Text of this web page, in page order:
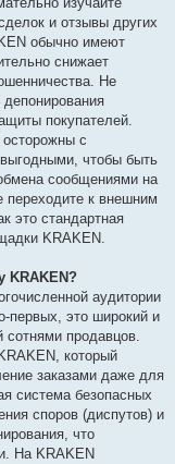
и отзывы других
обычно имеют
снижает
Не
депонирования
покупателей.
с
чтобы быть
сообщениями на
переходите к внешним
это стандартная
KRAKEN.
KRAKEN?
аудитории
первых, это широкий и
сотнями продавцов.
который
заказами даже для
система безопасных
споров (диспутов) и
что
На KRAKEN